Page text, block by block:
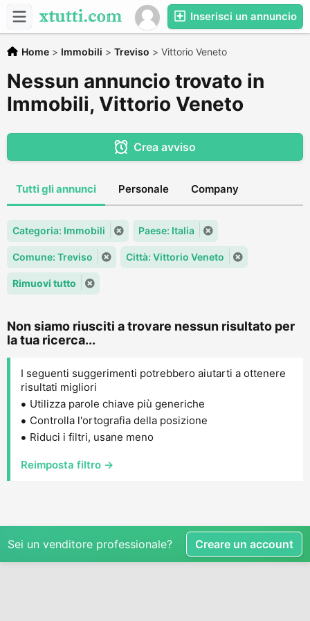
Inserisci un annuncio
Home > Immobili > Treviso > Vittorio Veneto
Nessun annuncio trovato in
Immobili, Vittorio Veneto
Crea avviso
Tutti gli annunci Personale Company
Categoria: Immobili Paese: Italia
Comune: Treviso Città: Vittorio Veneto
Rimuovi tutto
Non siamo riusciti a trovare nessun risultato per
la tua ricerca...
I seguenti suggerimenti potrebbero aiutarti a ottenere
risultati migliori
Utilizza parole chiave più generiche
Controlla l'ortografia della posizione
Riduci i filtri, usane meno
Reimposta filtro →
Sei un venditore professionale? Creare un account